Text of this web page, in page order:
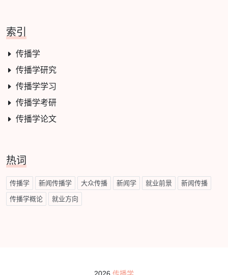
索引
传播学
传播学研究
传播学学习
传播学考研
传播学论文
热词
传播学 新闻传播学 大众传播 新闻学 就业前景 新闻传播
传播学概论 就业方向